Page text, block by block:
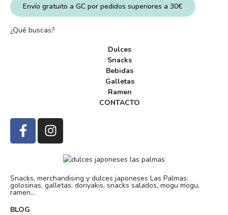
Snacks, merchandising y dulces japoneses Las Palmas:
golosinas, galletas, doriyakis, snacks salados, mogu mogu,
ramen...
BLOG
¿Qué buscas?
Dulces
Snacks
Bebidas
Galletas
Ramen
CONTACTO
Envío gratuito a GC por pedidos superiores a 30€